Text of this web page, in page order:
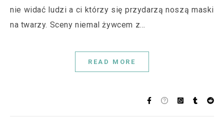
nie widać ludzi a ci którzy się przydarzą noszą maski
na twarzy. Sceny niemal żywcem z…
READ MORE